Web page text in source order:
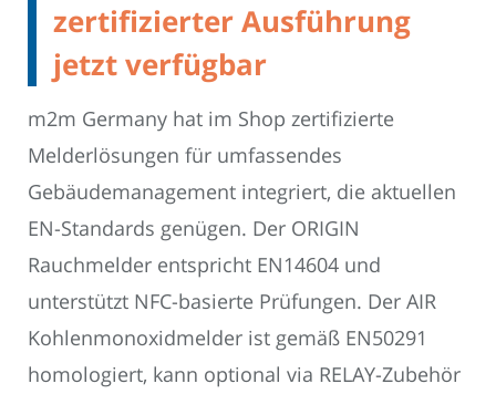
zertifizierter Ausführung
jetzt verfügbar
m2m Germany hat im Shop zertifizierte
Melderlösungen für umfassendes
Gebäudemanagement integriert, die aktuellen
EN-Standards genügen. Der ORIGIN
Rauchmelder entspricht EN14604 und
unterstützt NFC-basierte Prüfungen. Der AIR
Kohlenmonoxidmelder ist gemäß EN50291
homologiert, kann optional via RELAY-Zubehör